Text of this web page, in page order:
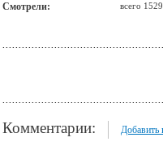
Смотрели: всего
Комментарии: Добавить